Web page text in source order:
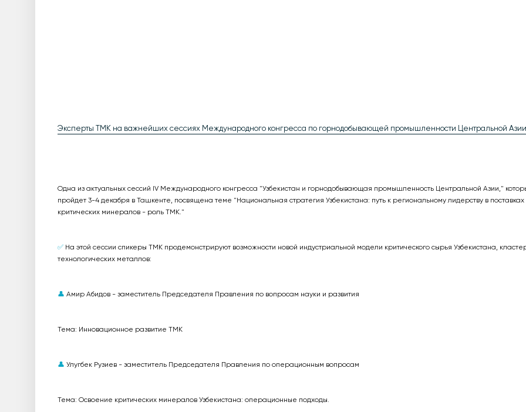
Эксперты ТМК на важнейших сессиях Международного конгресса по горнодобывающей промышленности Центральной
Одна из актуальных сессий IV Международного конгресса "Узбекистан и горнодобывающая промышленность Центральной Азии,"
пройдет 3-4 декабря в Ташкенте, посвящена теме "Национальная стратегия Узбекистана: путь к региональному лидерству в поставках
критических минералов - роль ТМК."
✅На этой сессии спикеры ТМК продемонстрируют возможности новой индустриальной модели критического сырья Узбекистана,
технологических металлов:
👤 Амир Абидов - заместитель Председателя Правления по вопросам науки и развития
Тема: Инновационное развитие ТМК
👤 Улугбек Рузиев - заместитель Председателя Правления по операционным вопросам
Тема: Освоение критических минералов Узбекистана: операционные подходы.